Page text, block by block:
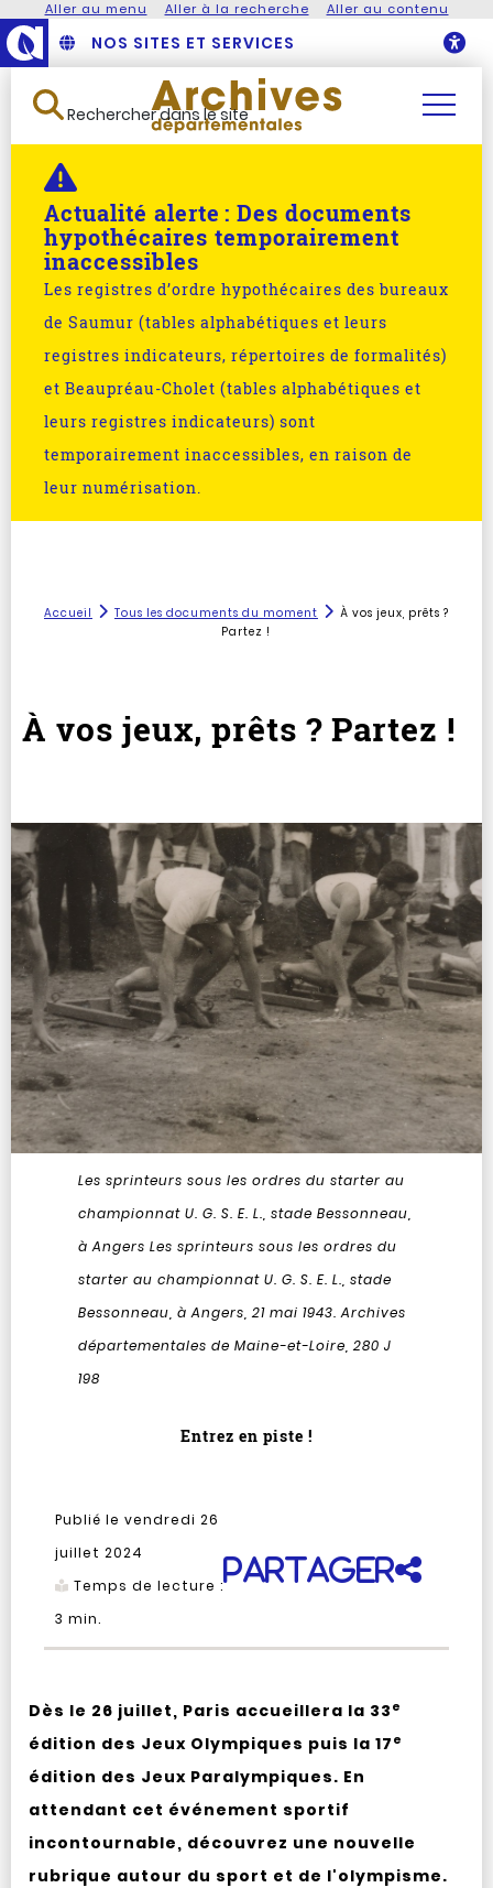
Aller au menu Aller à la recherche Aller au contenu
NOS SITES ET SERVICES
Rechercher dans le site
Actualité alerte : Des documents
hypothécaires temporairement
inaccessibles
Les registres d’ordre hypothécaires des bureaux
de Saumur (tables alphabétiques et leurs
registres indicateurs, répertoires de formalités)
et Beaupréau-Cholet (tables alphabétiques et
leurs registres indicateurs) sont
temporairement inaccessibles, en raison de
leur numérisation.
Accueil Tous les documents du moment
À vos jeux, prêts ?
Partez !
À vos jeux, prêts ? Partez !
Les sprinteurs sous les ordres du starter au
championnat U. G. S. E. L., stade Bessonneau,
à AngersLes sprinteurs sous les ordres du
starter au championnat U. G. S. E. L., stade
Bessonneau, à Angers, 21 mai 1943. Archives
départementales de Maine-et-Loire, 280 J
198
Entrez en piste !
Publié le vendredi 26
juillet 2024
Temps de lecture :
3 min.
Partager
Dès le 26 juillet, Paris accueillera la 33 e
édition des Jeux Olympiques puis la 17 e
édition des Jeux Paralympiques. En
attendant cet événement sportif
incontournable, découvrez une nouvelle
rubrique autour du sport et de l'olympisme.